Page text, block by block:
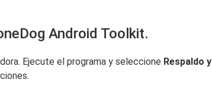
Android Toolkit.
Ejecute el programa y seleccione Respaldo y